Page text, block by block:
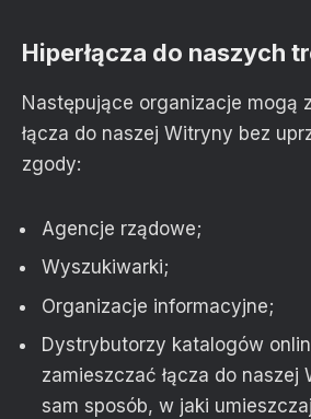
Hiperłącza do naszych
Następujące organizacje mogą
łącza do naszej Witryny bez
zgody:
Agencje rządowe;
Wyszukiwarki;
Organizacje informacyjne;
Dystrybutorzy katalogów
zamieszczać łącza do naszej
sam sposób, w jaki